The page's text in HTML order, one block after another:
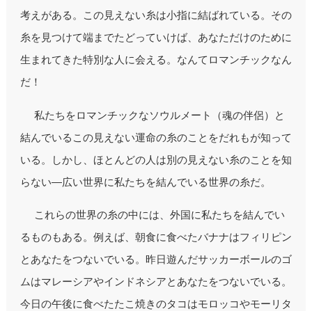
考えがある。この見えない糸は小指に結ばれている。その
糸を見つけて端までたどっていけば、あなただけのために
生まれてきた特別な人に会える。なんてロマンチックなん
だ！
私たちをロマンチックなソウルメート（魂の伴侶）と
結んでいるこの見えない運命の糸のことをだれもが知って
いる。しかし、ほとんどの人は別の見えない糸のことを知
らない―広い世界に私たちを結んでいる世界の糸だ。
これらの世界の糸の中には、外国に私たちを結んでい
るものもある。例えば、朝食に食べたバナナはフィリピン
とあなたをつないでいる。昨日遊んだサッカーボールのゴ
ムはマレーシアやインドネシアとあなたをつないでいる。
今日の午後に食べたたこ焼きのタコはモロッコやモーリタ